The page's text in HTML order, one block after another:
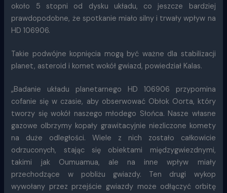
około 5 stopni od dysku układu, co jeszcze bardziej
prawdopodobne, że spotkanie miało silny i trwały wpływ na
HD 106906.
Takie podwójne kopnięcia mogą być ważne dla stabilizacji
planet, asteroid i komet wokół gwiazd, powiedział Kalas.
„Badanie układu planetarnego HD 106906 przypomina
cofanie się w czasie, aby obserwować Obłok Oorta, który
tworzy się wokół naszego młodego Słońca. Nasze własne
gazowe olbrzymy kopały grawitacyjnie niezliczone komety
na duże odległości. Wiele z nich zostało całkowicie
odrzuconych, stając się obiektami międzygwiezdnymi,
takimi jak Oumuamua, ale na inne wpływ miały
przechodzące w pobliżu gwiazdy. Ten drugi wykop
wywołany przez przejście gwiazdy może odłączyć orbitę